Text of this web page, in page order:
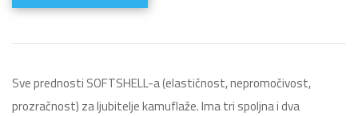
Sve prednosti SOFTSHELL-a (elastičnost, nepromočivost,
prozračnost) za ljubitelje kamuflaže. Ima tri spoljna i dva